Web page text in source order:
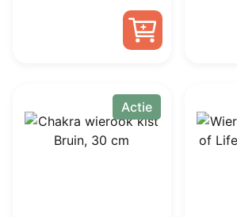
prijs
is:
Actie